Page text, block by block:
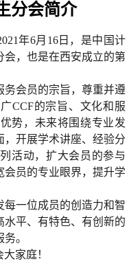
分会简介
年6月16日，是中国计
会，也是在西安成立的第
务会员的宗旨，尊重并遵
CCF的宗旨、文化和服
势，未来将围绕专业发
，开展学术讲座、经验分
活动，扩大会员的参与
会员的专业眼界，提升学
每一位成员的创造力和智
水平、有特色、有创新的
。
家庭！